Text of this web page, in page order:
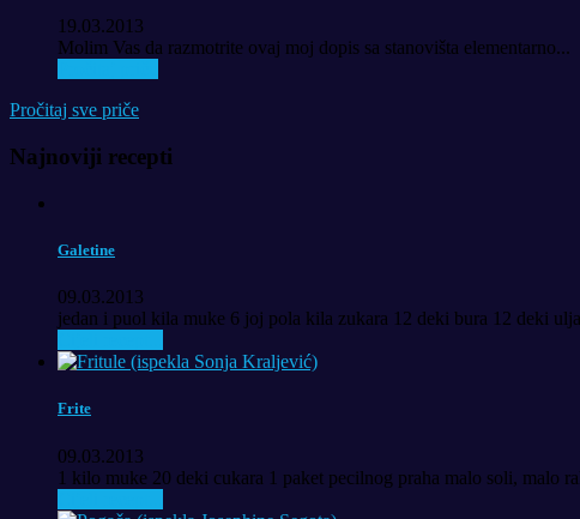
19.03.2013
Molim Vas da razmotrite ovaj moj dopis sa stanovišta elementarno...
Pročitaj sve priče
Najnoviji recepti
Galetine
09.03.2013
jedan i puol kila muke 6 joj pola kila zukara 12 deki bura 12 deki
Frite
09.03.2013
1 kilo muke 20 deki cukara 1 paket pecilnog praha malo soli, malo